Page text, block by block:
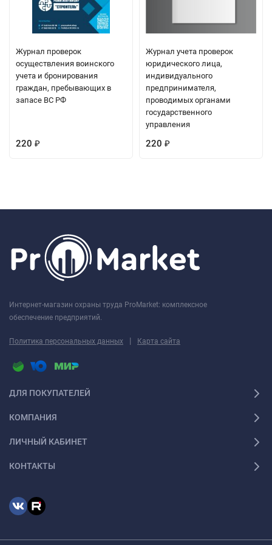
Журнал проверок
осуществления воинского
учета и бронирования
граждан, пребывающих в
запасе ВС РФ
220 ₽
Журнал учета проверок
юридического лица,
индивидуального
предпринимателя,
проводимых органами
государственного
управления
220 ₽
Интернет-магазин охраны труда ProMarket: комплексное
обеспечение предприятий.
Политика персональных данных | Карта сайта
ДЛЯ ПОКУПАТЕЛЕЙ
КОМПАНИЯ
ЛИЧНЫЙ КАБИНЕТ
КОНТАКТЫ